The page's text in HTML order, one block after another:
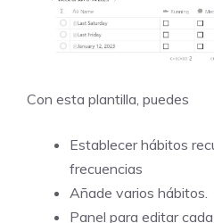
Con esta plantilla, puedes
Establecer hábitos
frecuencias
Añade varios hábitos.
Panel para editar